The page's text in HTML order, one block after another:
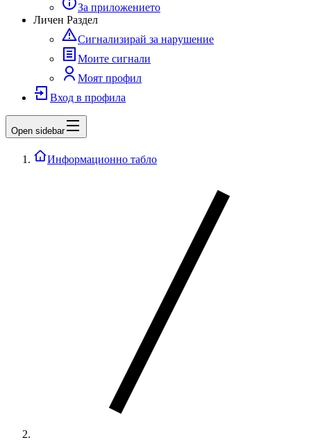
За приложението
Личен Раздел
Сигнализирай за нарушение
Моите сигнали
Моят профил
Вход в профила
Open sidebar
Информационно табло